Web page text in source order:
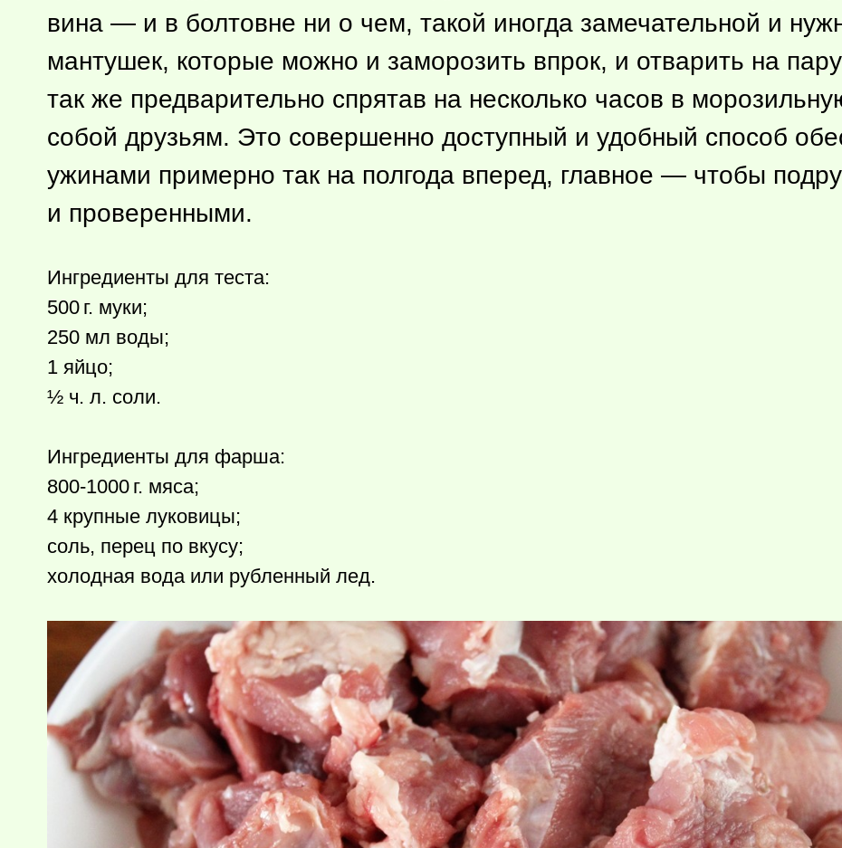
вина — и в болтовне ни о чем, такой иногда замечательной и
мантушек, которые можно и заморозить впрок, и отварить на
так же предварительно спрятав на несколько часов в
собой друзьям. Это совершенно доступный и удобный способ
ужинами примерно так на полгода вперед, главное — чтобы
и проверенными.
Ингредиенты для теста:
500 г. муки;
250 мл воды;
1 яйцо;
½ ч. л. соли.
Ингредиенты для фарша:
800-1000 г. мяса;
4 крупные луковицы;
соль, перец по вкусу;
холодная вода или рубленный лед.